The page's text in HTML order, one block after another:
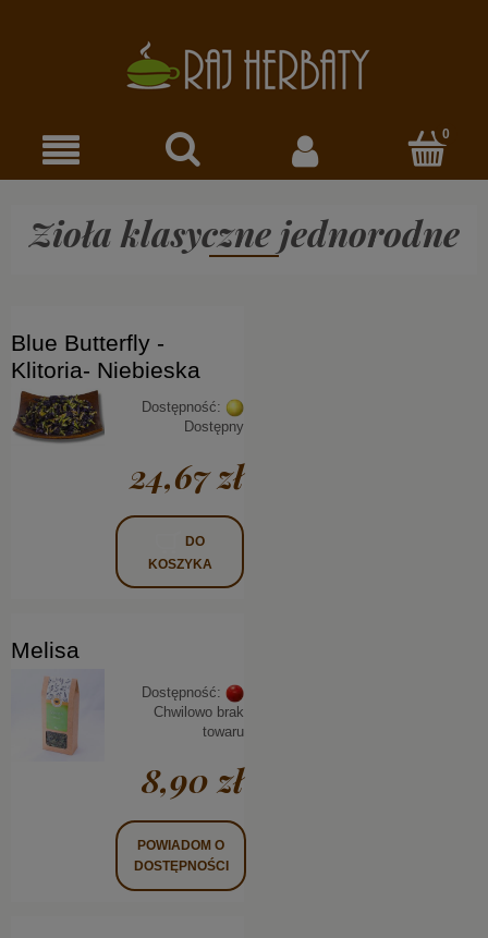
Zioła klasyczne jednorodne
Blue Butterfly -
Klitoria- Niebieska
Dostępność:
Dostępny
24,67 zł
DO
KOSZYKA
Melisa
Dostępność:
Chwilowo brak
towaru
8,90 zł
POWIADOM O
DOSTĘPNOŚCI